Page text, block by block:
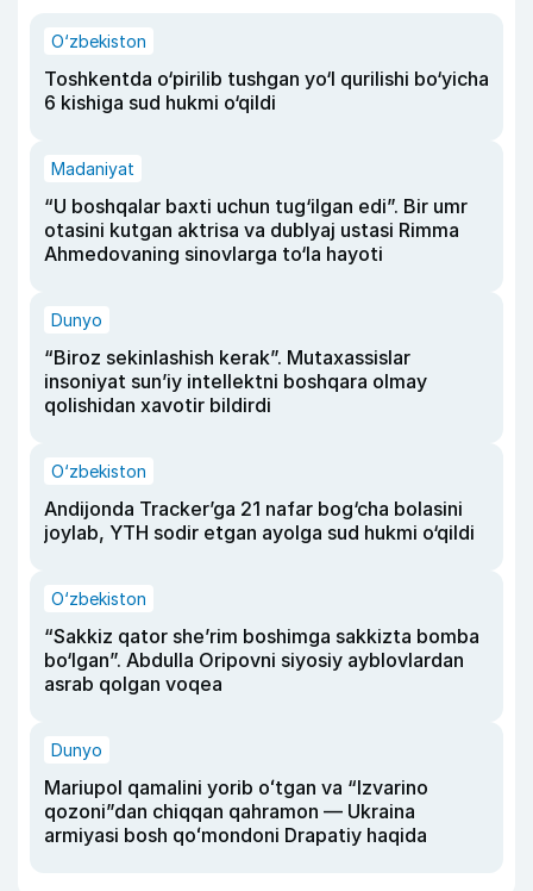
O‘zbekiston
Toshkentda o‘pirilib tushgan yo‘l qurilishi bo‘yicha
6 kishiga sud hukmi o‘qildi
Madaniyat
“U boshqalar baxti uchun tug‘ilgan edi”. Bir umr
otasini kutgan aktrisa va dublyaj ustasi Rimma
Ahmedovaning sinovlarga to‘la hayoti
Dunyo
“Biroz sekinlashish kerak”. Mutaxassislar
insoniyat sun’iy intellektni boshqara olmay
qolishidan xavotir bildirdi
O‘zbekiston
Andijonda Tracker’ga 21 nafar bog‘cha bolasini
joylab, YTH sodir etgan ayolga sud hukmi o‘qildi
O‘zbekiston
“Sakkiz qator she’rim boshimga sakkizta bomba
bo‘lgan”. Abdulla Oripovni siyosiy ayblovlardan
asrab qolgan voqea
Dunyo
Mariupol qamalini yorib oʻtgan va “Izvarino
qozoni”dan chiqqan qahramon — Ukraina
armiyasi bosh qoʻmondoni Drapatiy haqida